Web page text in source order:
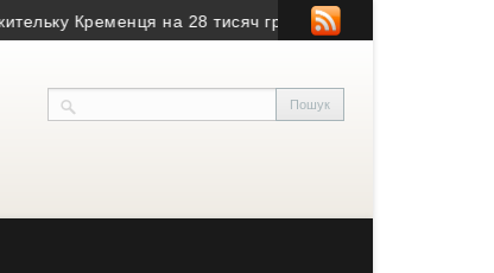
Кременця на 28 тисяч гривень • Воїн з Тернопільщини